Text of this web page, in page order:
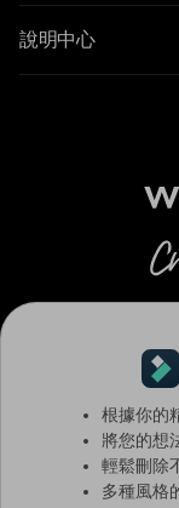
說明中心
條款與細則 隱
根據你的
將您的想
輕鬆刪除
多種風格